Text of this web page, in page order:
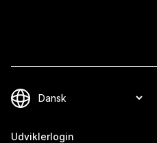
Udviklerlogin